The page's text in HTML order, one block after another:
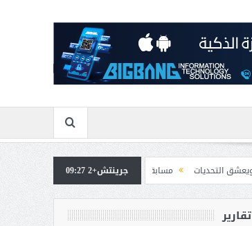
مسابقة المشيقح تعلن فرسان النسخة الخامسة
بمشاركة
جرينتش+2 09:27
تقارير